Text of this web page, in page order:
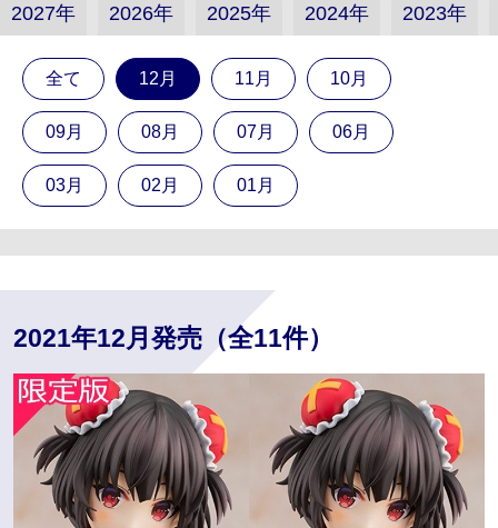
2027年 2026年 2025年 2024年 2023年
全て 12月 11月 10月
09月 08月 07月 06月
03月 02月 01月
2021年12月発売（全11件）